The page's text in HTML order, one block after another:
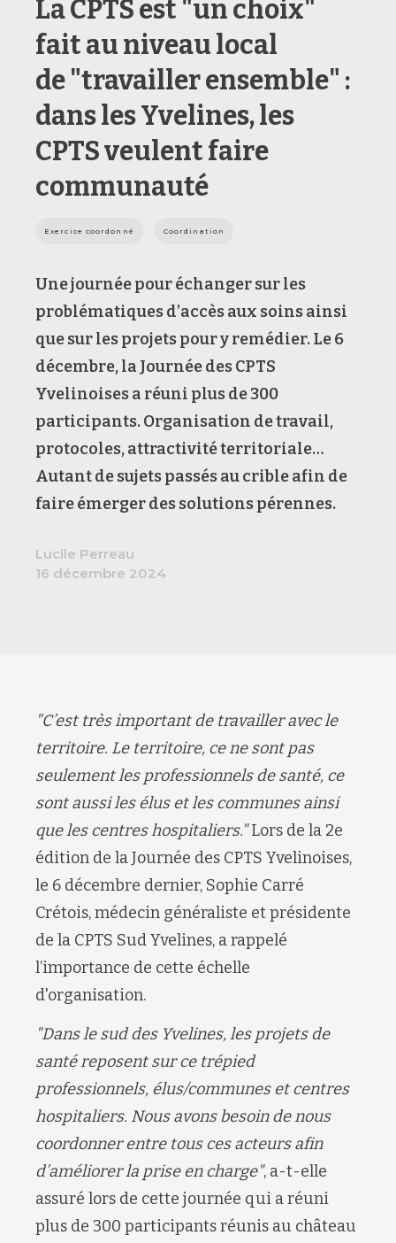
La CPTS est "un choix"
fait au niveau local
de "travailler ensemble" :
dans les Yvelines, les
CPTS veulent faire
communauté
Exercice coordonné Coordination
Une journée pour échanger sur les
problématiques d’accès aux soins ainsi
que sur les projets pour y remédier. Le 6
décembre, la Journée des CPTS
Yvelinoises a réuni plus de 300
participants. Organisation de travail,
protocoles, attractivité territoriale…
Autant de sujets passés au crible afin de
faire émerger des solutions pérennes.
Lucile Perreau
16 décembre 2024
"C’est très important de travailler avec le
territoire. Le territoire, ce ne sont pas
seulement les professionnels de santé, ce
sont aussi les élus et les communes ainsi
que les centres hospitaliers."Lors de la 2e
édition de la Journée des CPTS Yvelinoises,
le 6 décembre dernier, Sophie Carré
Crétois, médecin généraliste et présidente
de la CPTS Sud Yvelines, a rappelé
l’importance de cette échelle
d'organisation.
"Dans le sud des Yvelines, les projets de
santé reposent sur ce trépied
professionnels, élus/communes et centres
hospitaliers. Nous avons besoin de nous
coordonner entre tous ces acteurs afin
d’améliorer la prise en charge", a-t-elle
assuré lors de cette journée qui a réuni
plus de 300 participants réunis au château